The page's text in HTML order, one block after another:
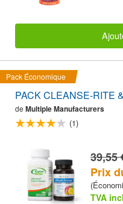
Pack Économique
PACK CLEANSE-RITE
de Multiple Manufacturers
(1)
39,55
Prix
TVA